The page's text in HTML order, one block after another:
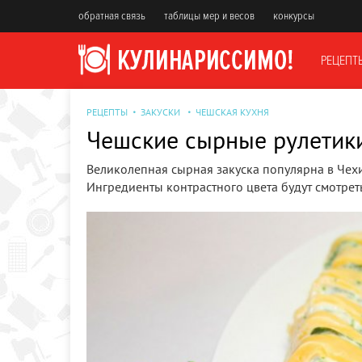
обратная связь таблицы мер и весов конкурсы
РЕЦЕПТЫ ЗАКУСКИ ЧЕШСКАЯ КУХНЯ
Чешские сырные
Великолепная сырная закуска популярна в
Ингредиенты контрастного цвета будут